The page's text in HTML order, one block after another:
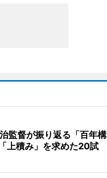
監督が振り返る「百年構
上積み」を求めた20試